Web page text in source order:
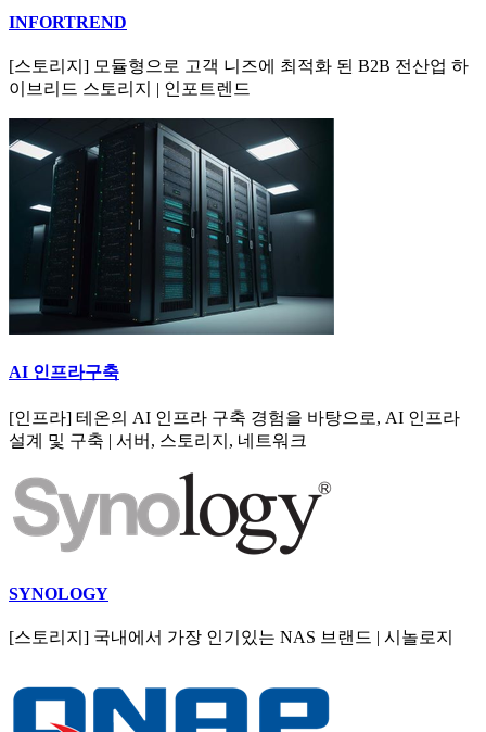
INFORTREND
[스토리지] 모듈형으로 고객 니즈에 최적화 된 B2B 전산업 하
이브리드 스토리지 | 인포트렌드
AI 인프라구축
[인프라] 테온의 AI 인프라 구축 경험을 바탕으로, AI 인프라
설계 및 구축 | 서버, 스토리지, 네트워크
SYNOLOGY
[스토리지] 국내에서 가장 인기있는 NAS 브랜드 | 시놀로지